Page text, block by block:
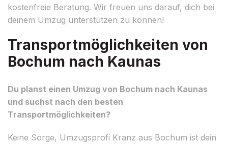
kostenfreie Beratung. Wir freuen uns darauf, dich bei
deinem Umzug unterstützen zu können!
Transportmöglichkeiten von
Bochum nach Kaunas
Du planst einen Umzug von Bochum nach Kaunas
und suchst nach den besten
Transportmöglichkeiten?
Keine Sorge, Umzugsprofi Kranz aus Bochum ist dein